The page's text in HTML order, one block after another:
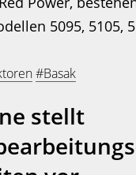
5095, 5105,
#Basak
stellt